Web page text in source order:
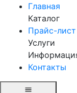
Главная
Каталог
Прайс-лист
Услуги
Контакты